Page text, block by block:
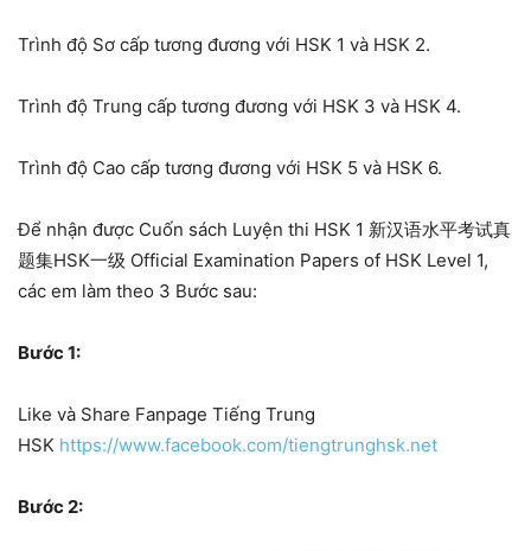
Trình độ Sơ cấp tương đương với HSK 1 và HSK 2.
Trình độ Trung cấp tương đương với HSK 3 và HSK 4.
Trình độ Cao cấp tương đương với HSK 5 và HSK 6.
Để nhận được Cuốn sách Luyện thi HSK 1 新汉语水平考试真
题集HSK一级 Official Examination Papers of HSK Level 1,
các em làm theo 3 Bước sau:
Bước 1:
Like và Share Fanpage Tiếng Trung
HSK https://www.facebook.com/tiengtrunghsk.net
Bước 2: